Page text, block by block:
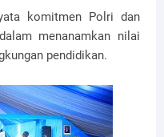
komitmen Polri dan
menanamkan nilai
pendidikan.